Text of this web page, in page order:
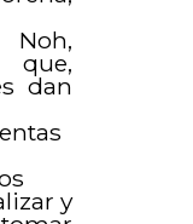
Noh,
que,
dan
y